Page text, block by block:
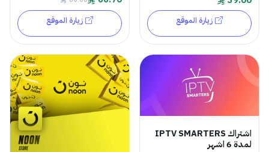
زيارة الموقع زيارة الموقع
اشتراك IPTV SMARTERS
لمدة 6 اشهر